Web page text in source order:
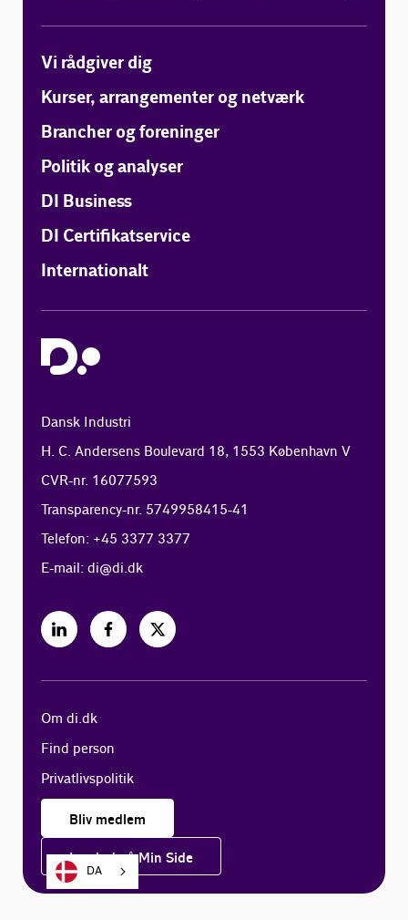
Vi rådgiver dig
Kurser, arrangementer og netværk
Brancher og foreninger
Politik og analyser
DI Business
DI Certifikatservice
Internationalt
Dansk Industri
H. C. Andersens Boulevard 18, 1553 København V
CVR-nr. 16077593
Transparency-nr. 5749958415-41
Telefon: +45 3377 3377
E-mail:di@di.dk
Om di.dk
Find person
Privatlivspolitik
Bliv medlem
Log ind på Min Side
DA